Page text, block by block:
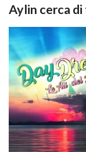
Aylin cerca di